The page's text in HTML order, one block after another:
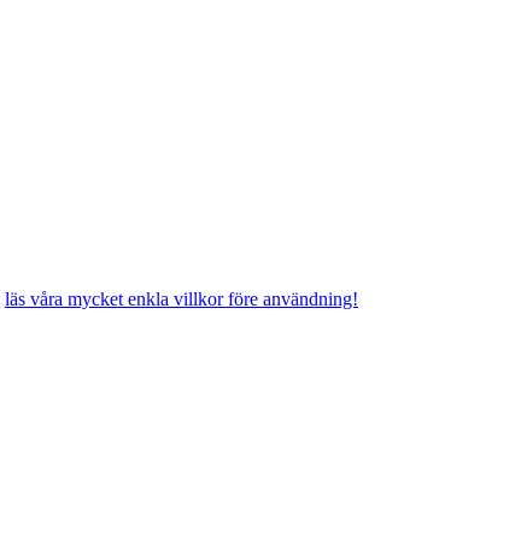
läs våra mycket enkla villkor före användning!